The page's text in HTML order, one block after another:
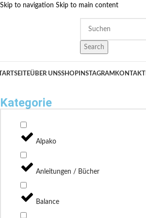
Skip to navigation Skip to main content
Search
ÜBER UNSSHOP INSTAGRAM KONTAKT
Kategorie
Alpako
Anleitungen / Bücher
Balance